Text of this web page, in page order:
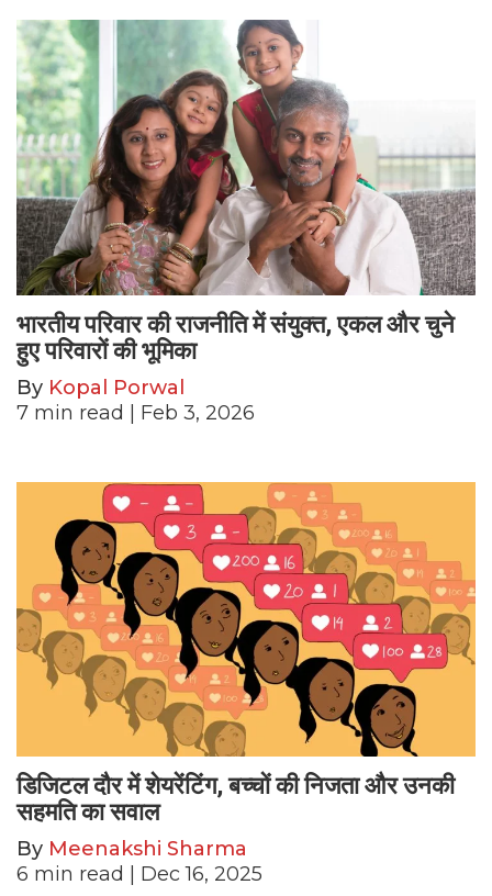
भारतीय परिवार की राजनीति में संयुक्त, एकल और चुने
हुए परिवारों की भूमिका
By Kopal Porwal
7 min read | Feb 3, 2026
डिजिटल दौर में शेयरेंटिंग, बच्चों की निजता और उनकी
सहमति का सवाल
By Meenakshi Sharma
6 min read | Dec 16, 2025